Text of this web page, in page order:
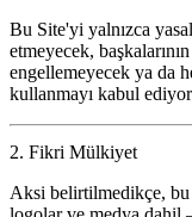
Bu Site'yi yalnızca
etmeyecek,
engellemeyecek ya da
kullanmayı kabul
2. Fikri Mülkiyet
Aksi belirtilmedikçe,